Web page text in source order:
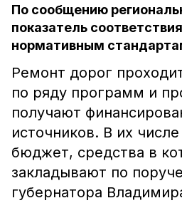
По сообщению
показатель
нормативным
Ремонт дорог
по ряду программ и
получают
источников. В их
бюджет, средства в
закладывают по
губернатора